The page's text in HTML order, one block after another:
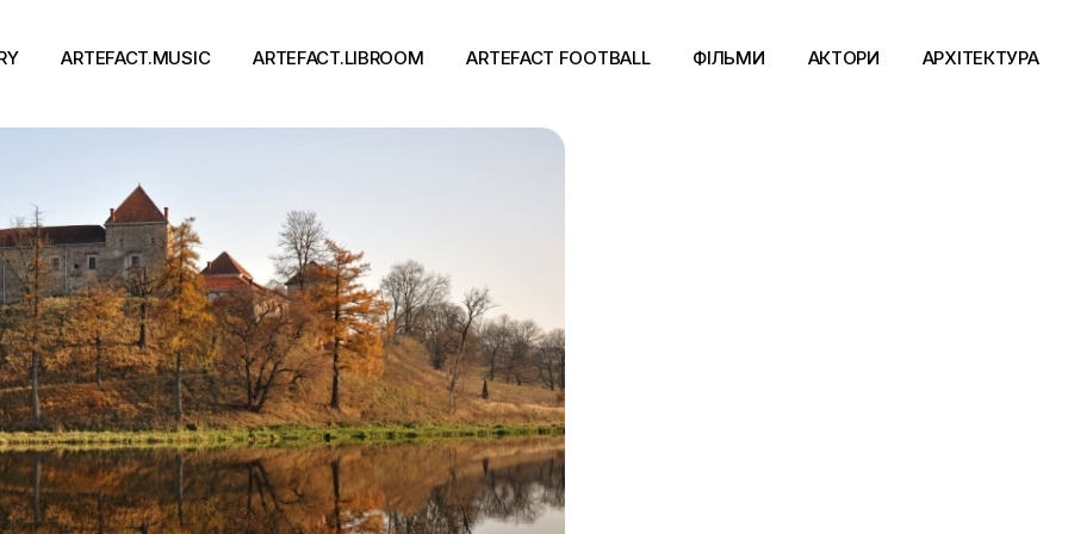
ARTEFACT.MUSIC
Альбоми
Концерти
ARTEFACT.LIBROOM
Письменники
Події
ARTEFACT FOOTBALL ФІЛЬМИ АКТОРИ АРХІТЕКТУРА